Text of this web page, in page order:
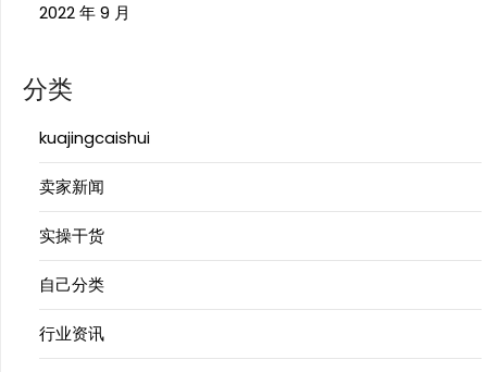
2022 年 9 月
分类
kuajingcaishui
卖家新闻
实操干货
自己分类
行业资讯